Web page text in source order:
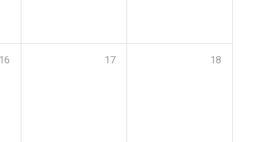
16 17 18